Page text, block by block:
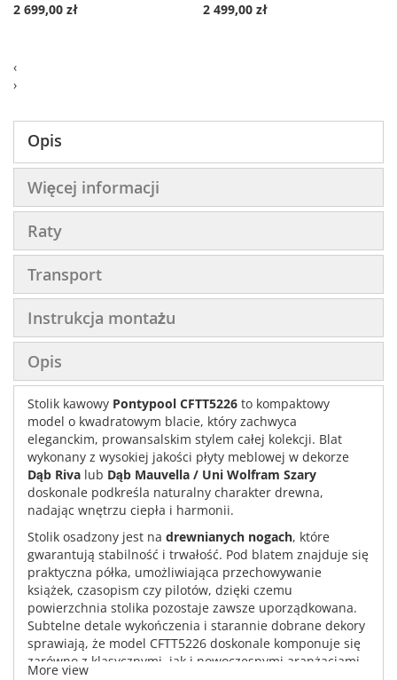
2 699,00 zł
2 499,00 zł
‹
›
Opis
Więcej informacji
Raty
Transport
Instrukcja montażu
Opis
Stolik kawowy Pontypool CFTT5226 to kompaktowy
model o kwadratowym blacie, który zachwyca
eleganckim, prowansalskim stylem całej kolekcji. Blat
wykonany z wysokiej jakości płyty meblowej w dekorze
Dąb Riva lub Dąb Mauvella / Uni Wolfram Szary
doskonale podkreśla naturalny charakter drewna,
nadając wnętrzu ciepła i harmonii.
Stolik osadzony jest na drewnianych nogach, które
gwarantują stabilność i trwałość. Pod blatem znajduje się
praktyczna półka, umożliwiająca przechowywanie
książek, czasopism czy pilotów, dzięki czemu
powierzchnia stolika pozostaje zawsze uporządkowana.
Subtelne detale wykończenia i starannie dobrane dekory
sprawiają, że model CFTT5226 doskonale komponuje się
zarówno z klasycznymi, jak i nowoczesnymi aranżacjami.
More view